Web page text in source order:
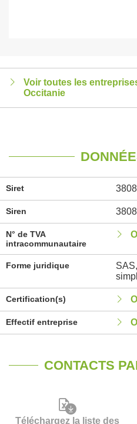
Voir toutes les
Occitanie
Siret
Siren
N° de TVA
intracommunautaire
Forme juridique
Certification(s)
Effectif entreprise
CONTACTS
Téléchargez la liste des